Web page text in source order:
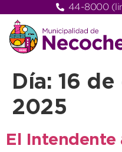
44-8000
Día: 16
2025
El Intendente